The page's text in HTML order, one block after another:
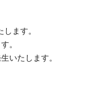
ます。
。
いたします。